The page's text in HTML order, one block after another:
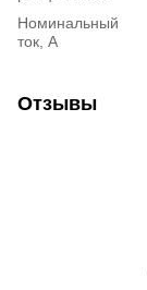
Номинальный
ток, А
Отзывы